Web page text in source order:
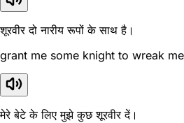
शूरवीर दो नारीय रूपों के साथ है।
grant me some knight to wreak
मेरे बेटे के लिए मुझे कुछ शूरवीर दें।